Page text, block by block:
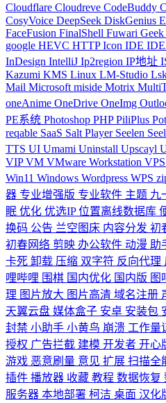
Cloudflare Cloudreve CodeBuddy
CosyVoice DeepSeek DiskGenius
FaceFusion FinalShell Fuwari Geek
google HEVC HTTPIcon IDE
InDesign IntelliJ Ip2region IP地址
Kazumi KMS Linux LM-Studio
Mail Microsoft miside Motrix
oneAnime OneDrive OneImg
PE系统 Photoshop PHPPiliPlus
reqable SaaS Salt Player Seelen
TTS UI Umami Uninstall Upscayl
VIPVM VMware Workstation VPS
Win11 Windows Wordpress WPS
器 专业增强版 专业软件 主题 九
眠 优化 优选IP位置离线数据库
换码 公告 兰空图床 内容分发 初
初春网络 剪映 办公软件 动漫 助
卡死 卸载 压缩 双字符 反向代理
哩哔哩 围棋 国内优化 国内版 图
理 图片放大 图片高清 域名注册
天翼云盘 媒体盒子 安卓 安装包
封禁 小助手 小黄鸟 崩溃 工作量
授权 广告拦截 建模 开发者 开心
游戏 恶意刷量 意见 扩展 扫描全
插件 播放器 收藏 教程 数据恢复
服务器 本地部署 柯洁 桌面 汉化